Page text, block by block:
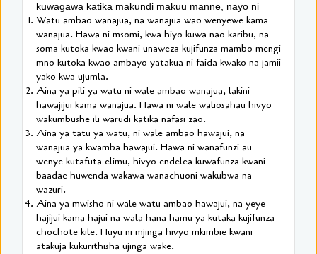
kuwagawa katika makundi makuu manne, nayo ni
Watu ambao wanajua, na wanajua wao wenyewe kama
wanajua. Hawa ni msomi, kwa hiyo kuwa nao karibu, na
soma kutoka kwao kwani unaweza kujifunza mambo mengi
mno kutoka kwao ambayo yatakua ni faida kwako na jamii
yako kwa ujumla.
Aina ya pili ya watu ni wale ambao wanajua, lakini
hawajijui kama wanajua. Hawa ni wale waliosahau hivyo
wakumbushe ili warudi katika nafasi zao.
Aina ya tatu ya watu, ni wale ambao hawajui, na
wanajua ya kwamba hawajui. Hawa ni wanafunzi au
wenye kutafuta elimu, hivyo endelea kuwafunza kwani
baadae huwenda wakawa wanachuoni wakubwa na
wazuri.
Aina ya mwisho ni wale watu ambao hawajui, na yeye
hajijui kama hajui na wala hana hamu ya kutaka kujifunza
chochote kile. Huyu ni mjinga hivyo mkimbie kwani
atakuja kukurithisha ujinga wake.